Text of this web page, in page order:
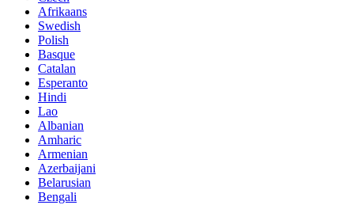
Afrikaans
Swedish
Polish
Basque
Catalan
Esperanto
Hindi
Lao
Albanian
Amharic
Armenian
Azerbaijani
Belarusian
Bengali